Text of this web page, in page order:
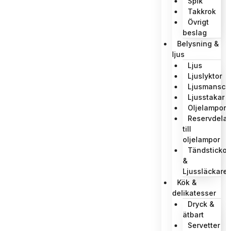
Takkrok
Övrigt
beslag
Belysning &
ljus
Ljus
Ljuslyktor
Ljusstakar
Oljelampor
till
oljelampor
&
Kök &
delikatesser
Dryck &
ätbart
Servetter